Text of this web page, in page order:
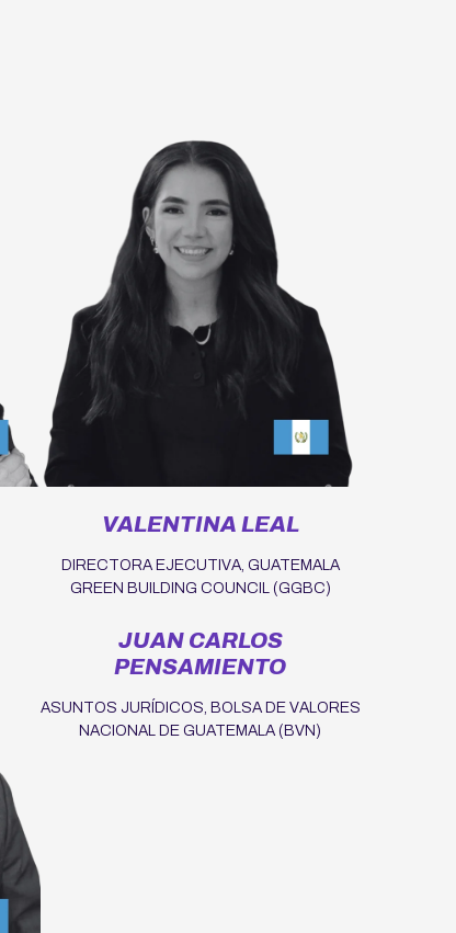
VALENTINA LEAL
DIRECTORA EJECUTIVA, GUATEMALA
GREEN BUILDING COUNCIL (GGBC)
JUAN CARLOS
PENSAMIENTO
ASUNTOS JURÍDICOS, BOLSA DE VALORES
NACIONAL DE GUATEMALA (BVN)